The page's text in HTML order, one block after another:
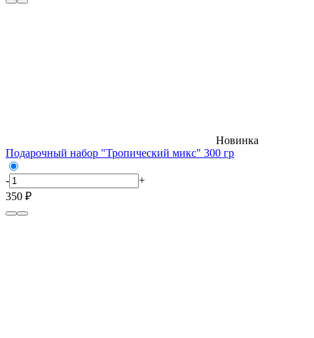
Новинка
Подарочный набор "Тропический микс" 300 гр
-
+
350 ₽